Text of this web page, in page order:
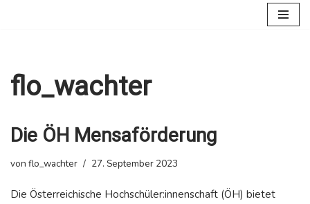
flo_wachter
Die ÖH Mensaförderung
von flo_wachter 27. September 2023
Die Österreichische Hochschüler:innenschaft (ÖH) bietet